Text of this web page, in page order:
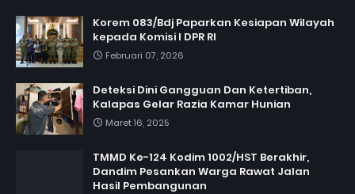
Korem 083/Bdj Paparkan Kesiapan Wilayah
kepada Komisi I DPR RI
Februari 07, 2026
Deteksi Dini Gangguan Dan Ketertiban,
Kalapas Gelar Razia Kamar Hunian
Maret 16, 2025
TMMD Ke-124 Kodim 1002/HST Berakhir,
Dandim Pesankan Warga Rawat Jalan
Hasil Pembangunan